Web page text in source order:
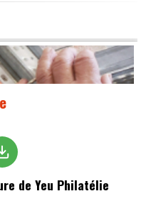
de Yeu Philatélie